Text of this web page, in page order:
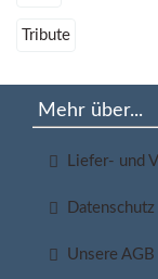
Tribute
Mehr über...
Liefer- und
Datenschutz
Unsere AGB